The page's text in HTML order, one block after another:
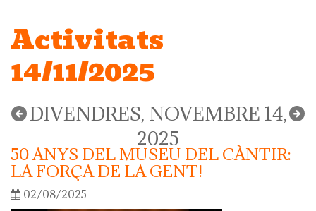
Activitats
14/11/2025
DIVENDRES, NOVEMBRE 14,
2025
50 ANYS DEL MUSEU DEL CÀNTIR:
LA FORÇA DE LA GENT!
02/08/2025